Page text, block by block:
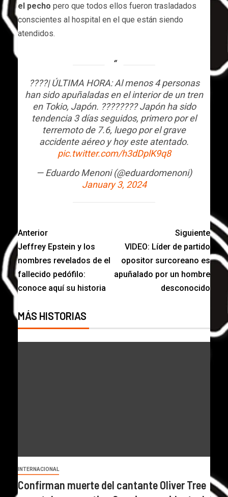
el pecho pero que todos ellos fueron trasladados
conscientes al hospital en el que están siendo
atendidos.
????| ÚLTIMA HORA: Al menos 4 personas
han sido apuñaladas en el interior de un tren
en Tokio, Japón. ???????? Japón ha sido
tendencia 3 días seguidos, primero por el
terremoto de 7.6, luego por el grave
accidente aéreo y hoy este atentado.
pic.twitter.com/h3dDplK9q8
— Eduardo Menoni (@eduardomenoni)
January 3, 2024
Anterior
Jeffrey Epstein y los
nombres revelados de el
fallecido pedófilo:
conoce aquí su historia
Siguiente
VIDEO: Líder de partido
opositor surcoreano es
apuñalado por un hombre
desconocido
MÁS HISTORIAS
INTERNACIONAL
Confirman muerte del cantante Oliver Tree